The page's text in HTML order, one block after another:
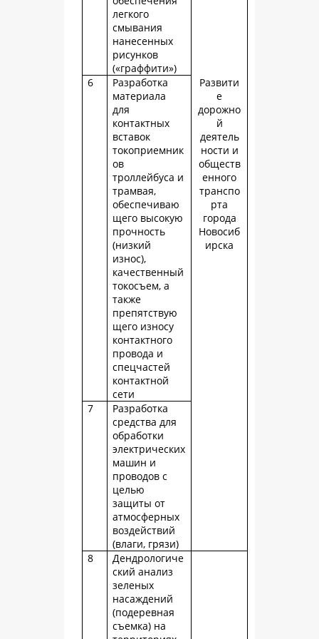
легкого
смывания
нанесенных
рисунков
(«граффити»)
Развити
е
дорожно
й
деятель
ности и
обществ
енного
транспо
рта
города
Новосиб
ирска
6
Разработка
материала
для
контактных
вставок
токоприемник
ов
троллейбуса и
трамвая,
обеспечиваю
щего высокую
прочность
(низкий
износ),
качественный
токосъем, а
также
препятствую
щего износу
контактного
провода и
спецчастей
контактной
сети
7
Разработка
средства для
обработки
электрических
машин и
проводов с
целью
защиты от
атмосферных
воздействий
(влаги, грязи)
8
Дендрологиче
ский анализ
зеленых
насаждений
(подеревная
съемка) на